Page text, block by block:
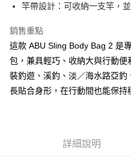
玉山商業銀行
台灣樂天信用卡公司
【大哥付你分期使用說明】
2.付款方式選擇「大哥付你分期」
流程，驗證手機門號後，選擇欲分
成交易。
3.實際核准額度、可分期數及費用
4.訂單成立30分鐘內，如未前往確
AFTEE先享後付
相關說明
【關於「AFTEE先享後付」】
AFTEE先享後付是「在收到商品之
便利好安心！
１．簡單：不需註冊會員、不需綁卡
【「AFTEE先享後付」結帳流程】
ATM付款
貨到付款
竿帶設計：可收納一支竿，
銷售重點
這款 ABU Sling Body Bag 2 是
包，兼具輕巧、收納大與行動
裝釣遊、溪釣、淡／海水路亞
長貼合身形，在行動間也能保持
詳細說明